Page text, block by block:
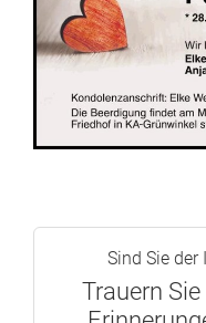
Sind Sie der
Trauern